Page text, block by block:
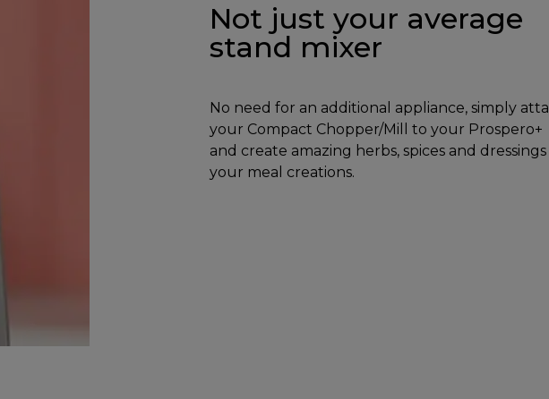
Not just your average
stand mixer
No need for an additional appliance, simply
your Compact Chopper/Mill to your Prospero+
and create amazing herbs, spices and
your meal creations.